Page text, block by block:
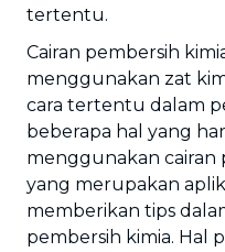
tertentu.
Cairan pembersih
menggunakan zat
cara tertentu dalam
beberapa hal yang
menggunakan cairan
yang merupakan
memberikan tips
pembersih kimia. Hal